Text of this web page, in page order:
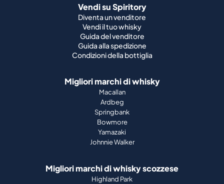
Vendi su Spiritory
Diventa un venditore
Vendi il tuo whisky
Guida del venditore
Guida alla spedizione
Condizioni della bottiglia
Migliori marchi di whisky
Macallan
Ardbeg
Springbank
Bowmore
Yamazaki
Johnnie Walker
Migliori marchi di whisky scozzese
Highland Park